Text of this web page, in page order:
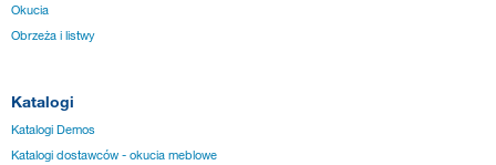
Okucia
Obrzeża i listwy
Katalogi
Katalogi Demos
Katalogi dostawców - okucia meblowe